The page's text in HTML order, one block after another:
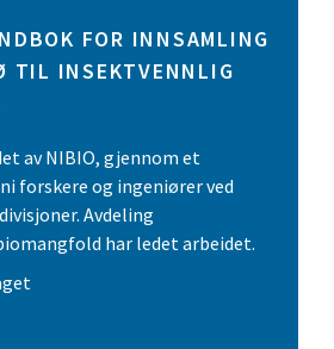
FOR INNSAMLING
TIL INSEKTVENNLIG
av NIBIO, gjennom et
forskere og ingeniører ved
Avdeling
har ledet arbeidet.